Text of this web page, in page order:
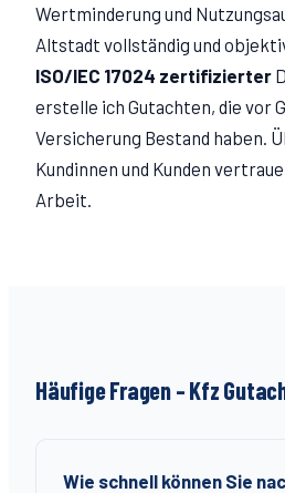
Wertminderung und
Altstadt vollständig und
ISO/IEC 17024 zertifizierter
erstelle ich Gutachten, die vor
Versicherung Bestand haben.
Kundinnen und Kunden
Arbeit.
Häufige Fragen – Kfz
Wie schnell können Sie